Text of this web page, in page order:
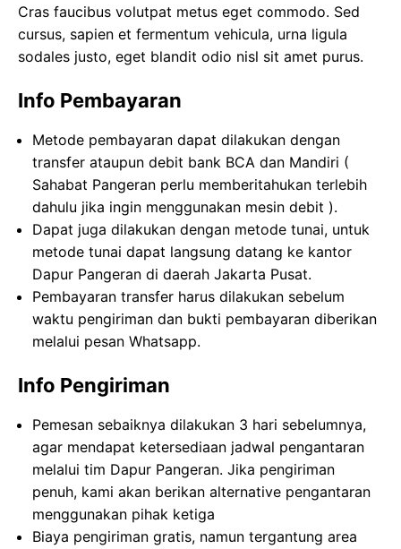
Cras faucibus volutpat metus eget commodo. Sed
cursus, sapien et fermentum vehicula, urna ligula
sodales justo, eget blandit odio nisl sit amet purus.
Info Pembayaran
Metode pembayaran dapat dilakukan dengan
transfer ataupun debit bank BCA dan Mandiri (
Sahabat Pangeran perlu memberitahukan terlebih
dahulu jika ingin menggunakan mesin debit ).​​
Dapat juga dilakukan dengan metode tunai, untuk
metode tunai dapat langsung datang ke kantor
Dapur Pangeran di daerah Jakarta Pusat.
Pembayaran transfer harus dilakukan sebelum
waktu pengiriman dan bukti pembayaran diberikan
melalui pesan Whatsapp.
Info Pengiriman
Pemesan sebaiknya dilakukan 3 hari sebelumnya,
agar mendapat ketersediaan jadwal pengantaran
melalui tim Dapur Pangeran. Jika pengiriman
penuh, kami akan berikan alternative pengantaran
menggunakan pihak ketiga
Biaya pengiriman gratis, namun tergantung area